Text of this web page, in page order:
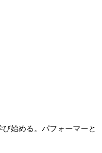
始める。パフォーマーと